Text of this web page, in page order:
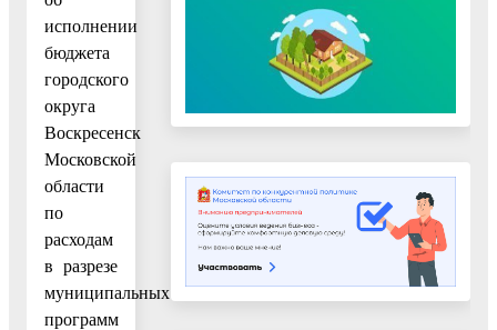
исполнении
бюджета
городского
округа
Воскресенск
Московской
области
по
расходам
в разрезе
муниципальных
программ